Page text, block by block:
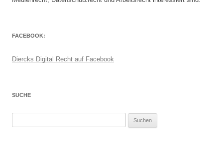
FACEBOOK:
Diercks Digital Recht auf Facebook
SUCHE